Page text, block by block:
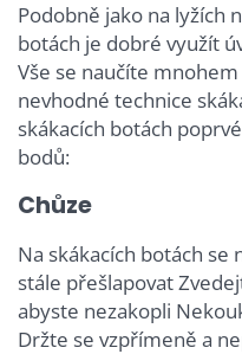
Podobně jako na lyžích
botách je dobré využít
Vše se naučíte
nevhodné technice
skákacích botách
bodů:
Chůze
Na skákacích botách
stále přešlapovat
abyste nezakopli
Držte se vzpřímeně a